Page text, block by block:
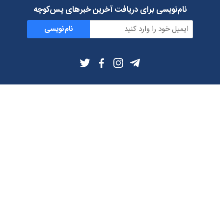
نام‌نویسی برای دریافت آخرین خبرهای پس‌کوچه
نام‌نویسی